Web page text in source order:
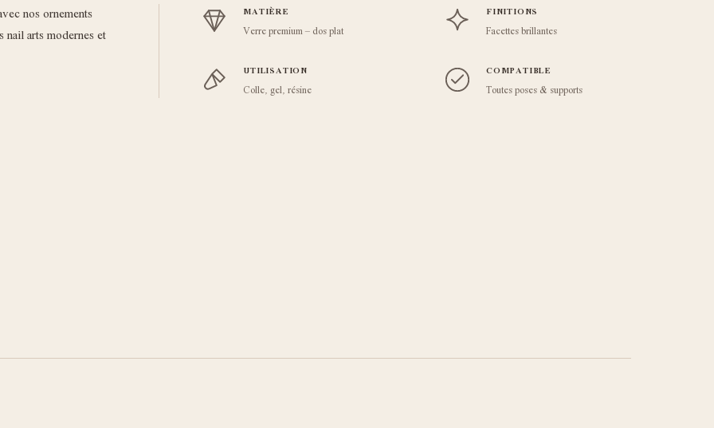
nos ornements
arts modernes et
MATIÈRE
Verre premium – dos plat
FINITIONS
Facettes brillantes
UTILISATION
Colle, gel, résine
COMPATIBLE
Toutes poses & supports